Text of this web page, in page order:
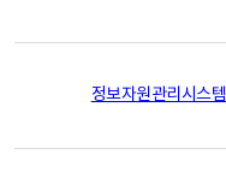
정보자원관리시스템